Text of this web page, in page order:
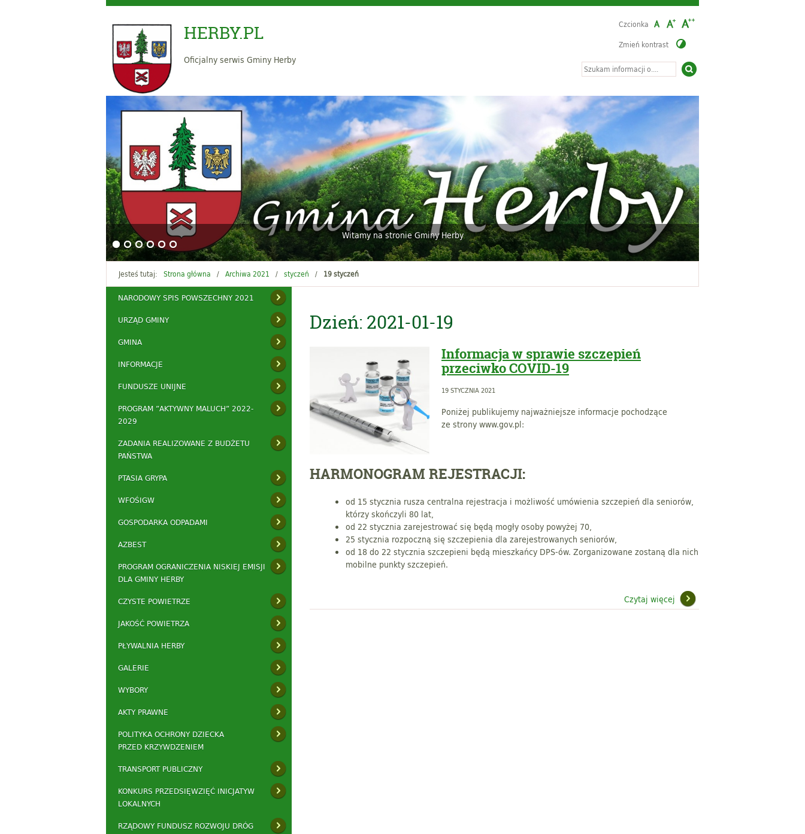
Czcionka
Zmień kontrast
HERBY.PL
Oficjalny serwis Gminy Herby
Witamy na stronie Gminy Herby
Jesteś tutaj: Strona główna Archiwa 2021 styczeń 19 styczeń
NARODOWY SPIS POWSZECHNY 2021
URZĄD GMINY
GMINA
INFORMACJE
FUNDUSZE UNIJNE
PROGRAM ”AKTYWNY MALUCH” 2022-
2029
ZADANIA REALIZOWANE Z BUDŻETU
PAŃSTWA
PTASIA GRYPA
WFOŚIGW
GOSPODARKA ODPADAMI
AZBEST
PROGRAM OGRANICZENIA NISKIEJ EMISJI
DLA GMINY HERBY
CZYSTE POWIETRZE
JAKOŚĆ POWIETRZA
PŁYWALNIA HERBY
GALERIE
WYBORY
AKTY PRAWNE
POLITYKA OCHRONY DZIECKA
PRZED KRZYWDZENIEM
TRANSPORT PUBLICZNY
KONKURS PRZEDSIĘWZIĘĆ INICJATYW
LOKALNYCH
RZĄDOWY FUNDUSZ ROZWOJU DRÓG
Dzień: 2021-01-19
Informacja w sprawie szczepień
przeciwko COVID-19
19 STYCZNIA 2021
Poniżej publikujemy najważniejsze informacje pochodzące
ze strony www.gov.pl:
HARMONOGRAM REJESTRACJI:
od 15 stycznia rusza centralna rejestracja i możliwość umówienia szczepień dla seniorów,
którzy skończyli 80 lat,
od 22 stycznia zarejestrować się będą mogły osoby powyżej 70,
25 stycznia rozpoczną się szczepienia dla zarejestrowanych seniorów,
od 18 do 22 stycznia szczepieni będą mieszkańcy DPS-ów. Zorganizowane zostaną dla nich
mobilne punkty szczepień.
Czytaj więcej